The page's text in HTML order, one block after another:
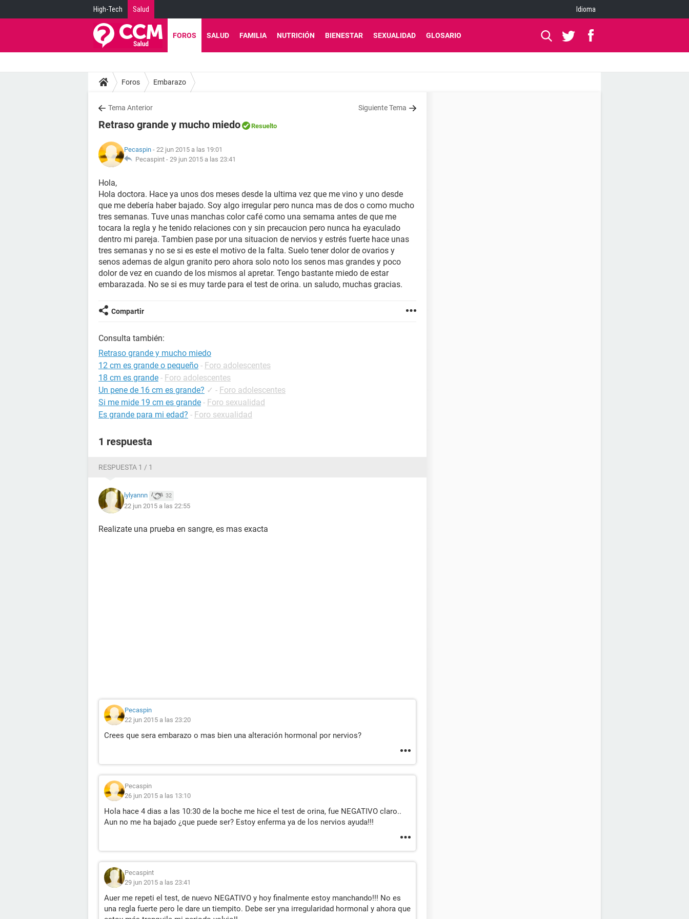
High-Tech Salud Idioma
FOROS SALUD FAMILIA NUTRICIÓN BIENESTAR SEXUALIDAD GLOSARIO
Foros Embarazo
Tema Anterior Siguiente Tema
Retraso grande y mucho miedo Resuelto
Pecaspin - 22 jun 2015 a las 19:01
Pecaspint - 29 jun 2015 a las 23:41
Hola,
Hola doctora. Hace ya unos dos meses desde la ultima vez que me vino y uno desde
que me debería haber bajado. Soy algo irregular pero nunca mas de dos o como mucho
tres semanas. Tuve unas manchas color café como una semama antes de que me
tocara la regla y he tenido relaciones con y sin precaucion pero nunca ha eyaculado
dentro mi pareja. Tambien pase por una situacion de nervios y estrés fuerte hace unas
tres semanas y no se si es este el motivo de la falta. Suelo tener dolor de ovarios y
senos ademas de algun granito pero ahora solo noto los senos mas grandes y poco
dolor de vez en cuando de los mismos al apretar. Tengo bastante miedo de estar
embarazada. No se si es muy tarde para el test de orina. un saludo, muchas gracias.
Compartir
Consulta también:
Retraso grande y mucho miedo
12 cm es grande o pequeño - Foro adolescentes
18 cm es grande - Foro adolescentes
Un pene de 16 cm es grande? ✓ - Foro adolescentes
Si me mide 19 cm es grande - Foro sexualidad
Es grande para mi edad? - Foro sexualidad
1 respuesta
RESPUESTA 1 / 1
lylyannn 32
22 jun 2015 a las 22:55
Realizate una prueba en sangre, es mas exacta
Pecaspin
22 jun 2015 a las 23:20
Crees que sera embarazo o mas bien una alteración hormonal por nervios?
Pecaspin
26 jun 2015 a las 13:10
Hola hace 4 dias a las 10:30 de la boche me hice el test de orina, fue NEGATIVO claro..
Aun no me ha bajado ¿que puede ser? Estoy enferma ya de los nervios ayuda!!!
Pecaspint
29 jun 2015 a las 23:41
Auer me repeti el test, de nuevo NEGATIVO y hoy finalmente estoy manchando!!! No es
una regla fuerte pero le dare un tiempito. Debe ser yna irregularidad hormonal y ahora que